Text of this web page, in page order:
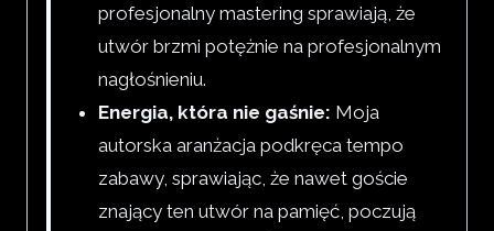
profesjonalny mastering sprawiają, że
utwór brzmi potężnie na profesjonalnym
nagłośnieniu.
Energia, która nie gaśnie: Moja
autorska aranżacja podkręca tempo
zabawy, sprawiając, że nawet goście
znający ten utwór na pamięć, poczują